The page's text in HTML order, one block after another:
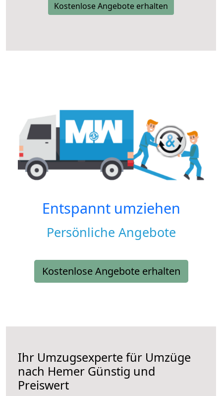
Kostenlose Angebote erhalten
Entspannt umziehen
Persönliche Angebote
Kostenlose Angebote erhalten
Ihr Umzugsexperte für Umzüge
nach Hemer Günstig und
Preiswert